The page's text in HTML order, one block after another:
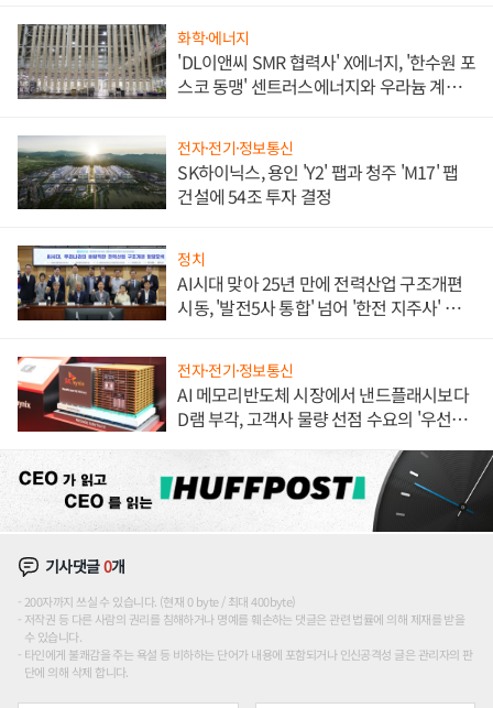
화학·에너지
'DL이앤씨 SMR 협력사' X에너지, '한수원 포
스코 동맹' 센트러스에너지와 우라늄 계약
전자·전기·정보통신
SK하이닉스, 용인 'Y2' 팹과 청주 'M17' 팹
건설에 54조 투자 결정
정치
AI시대 맞아 25년 만에 전력산업 구조개편
시동, '발전5사 통합' 넘어 '한전 지주사' 재편
전자·전기·정보통신
AI 메모리반도체 시장에서 낸드플래시보다
D램 부각, 고객사 물량 선점 수요의 '우선순
기사댓글0개
200자까지 쓰실 수 있습니다. (현재 0 byte / 최대 400byte)
저작권 등 다른 사람의 권리를 침해하거나 명예를 훼손하는 댓글은 관련 법률에 의해 제재를 받을
수 있습니다.
타인에게 불쾌감을 주는 욕설 등 비하하는 단어가 내용에 포함되거나 인신공격성 글은 관리자의 판
단에 의해 삭제 합니다.